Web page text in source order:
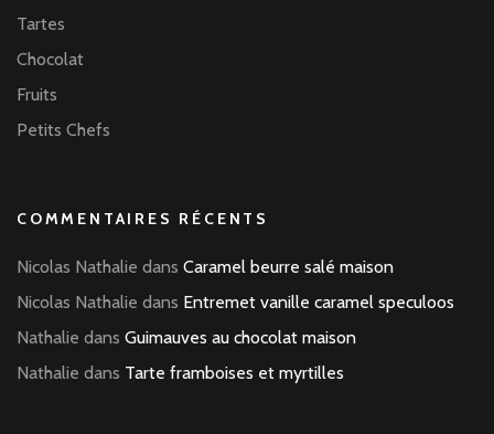
Tartes
Chocolat
Fruits
Petits Chefs
COMMENTAIRES RÉCENTS
Nicolas Nathalie dans Caramel beurre salé maison
Nicolas Nathalie dans Entremet vanille caramel speculoos
Nathalie dans Guimauves au chocolat maison
Nathalie dans Tarte framboises et myrtilles